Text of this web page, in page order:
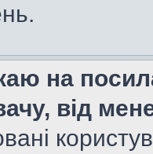
на
від